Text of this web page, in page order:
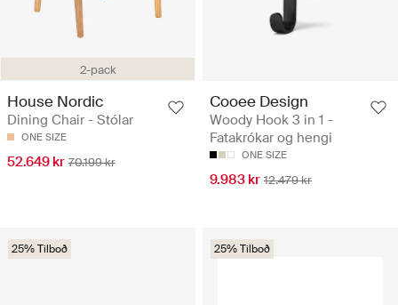
2-pack
House Nordic
Dining Chair - Stólar
ONE SIZE
52.649 kr 70.199 kr
Cooee Design
Woody Hook 3 in 1 -
Fatakrókar og hengi
ONE SIZE
9.983 kr 12.479 kr
25% Tilboð 25% Tilboð